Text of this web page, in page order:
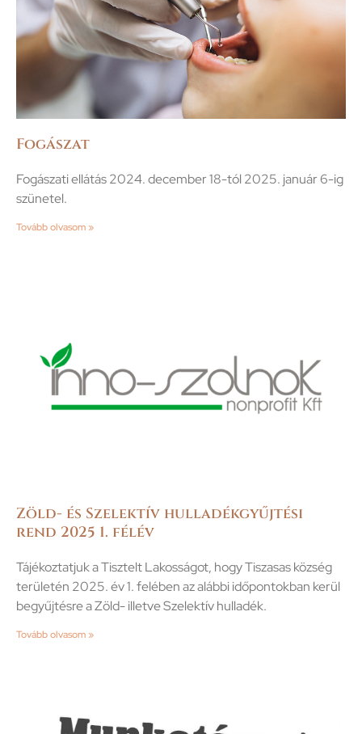
Fogászat
Fogászati ellátás 2024. december 18-tól 2025. január 6-ig
szünetel.
Tovább olvasom »
Zöld- és Szelektív hulladékgyűjtési
rend 2025 1. félév
Tájékoztatjuk a Tisztelt Lakosságot, hogy Tiszasas község
területén 2025. év 1. felében az alábbi időpontokban kerül
begyűjtésre a Zöld- illetve Szelektív hulladék.
Tovább olvasom »